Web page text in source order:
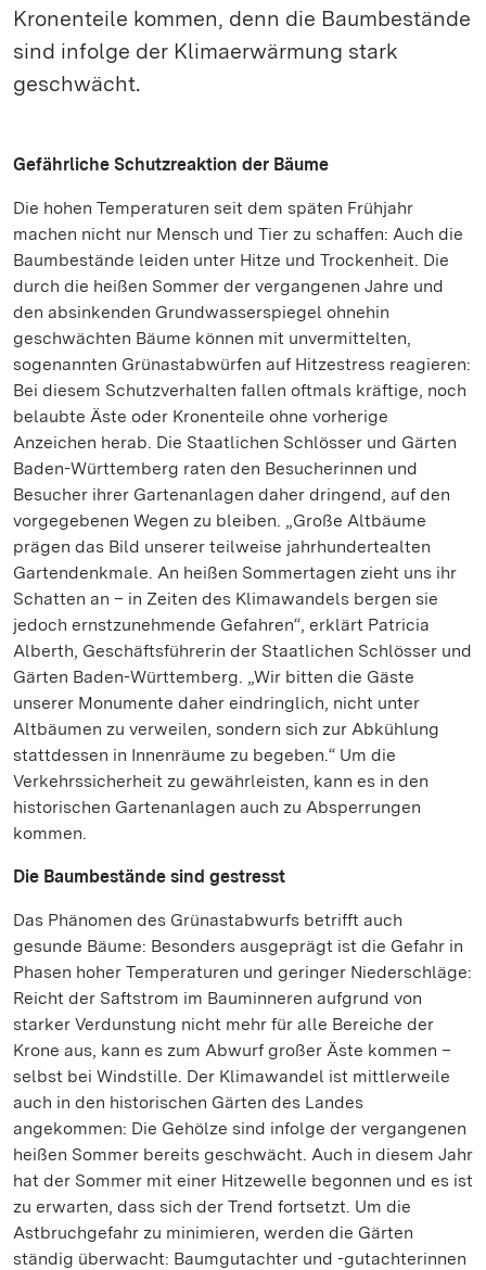
Kronenteile kommen, denn die Baumbestände
sind infolge der Klimaerwärmung stark
geschwächt.
Gefährliche Schutzreaktion der Bäume
Die hohen Temperaturen seit dem späten Frühjahr
machen nicht nur Mensch und Tier zu schaffen: Auch die
Baumbestände leiden unter Hitze und Trockenheit. Die
durch die heißen Sommer der vergangenen Jahre und
den absinkenden Grundwasserspiegel ohnehin
geschwächten Bäume können mit unvermittelten,
sogenannten Grünastabwürfen auf Hitzestress reagieren:
Bei diesem Schutzverhalten fallen oftmals kräftige, noch
belaubte Äste oder Kronenteile ohne vorherige
Anzeichen herab. Die Staatlichen Schlösser und Gärten
Baden-Württemberg raten den Besucherinnen und
Besucher ihrer Gartenanlagen daher dringend, auf den
vorgegebenen Wegen zu bleiben. „Große Altbäume
prägen das Bild unserer teilweise jahrhundertealten
Gartendenkmale. An heißen Sommertagen zieht uns ihr
Schatten an – in Zeiten des Klimawandels bergen sie
jedoch ernstzunehmende Gefahren“, erklärt Patricia
Alberth, Geschäftsführerin der Staatlichen Schlösser und
Gärten Baden-Württemberg. „Wir bitten die Gäste
unserer Monumente daher eindringlich, nicht unter
Altbäumen zu verweilen, sondern sich zur Abkühlung
stattdessen in Innenräume zu begeben.“ Um die
Verkehrssicherheit zu gewährleisten, kann es in den
historischen Gartenanlagen auch zu Absperrungen
kommen.
Die Baumbestände sind gestresst
Das Phänomen des Grünastabwurfs betrifft auch
gesunde Bäume: Besonders ausgeprägt ist die Gefahr in
Phasen hoher Temperaturen und geringer Niederschläge:
Reicht der Saftstrom im Bauminneren aufgrund von
starker Verdunstung nicht mehr für alle Bereiche der
Krone aus, kann es zum Abwurf großer Äste kommen –
selbst bei Windstille. Der Klimawandel ist mittlerweile
auch in den historischen Gärten des Landes
angekommen: Die Gehölze sind infolge der vergangenen
heißen Sommer bereits geschwächt. Auch in diesem Jahr
hat der Sommer mit einer Hitzewelle begonnen und es ist
zu erwarten, dass sich der Trend fortsetzt. Um die
Astbruchgefahr zu minimieren, werden die Gärten
ständig überwacht: Baumgutachter und -gutachterinnen